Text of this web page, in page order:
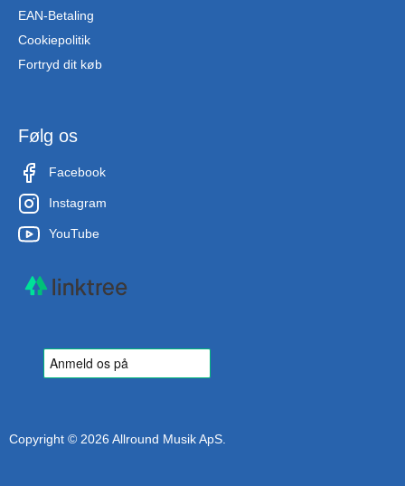
EAN-Betaling
Cookiepolitik
Fortryd dit køb
Følg os
Facebook
Instagram
YouTube
Copyright © 2026 Allround Musik ApS.